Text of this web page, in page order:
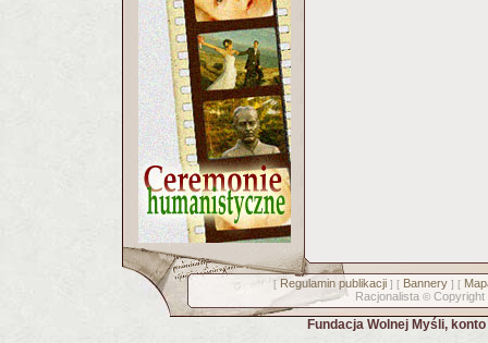
[ Regulamin publikacji] [ Bannery] [
Racjonalista © Copyright
Fundacja Wolnej Myśli,